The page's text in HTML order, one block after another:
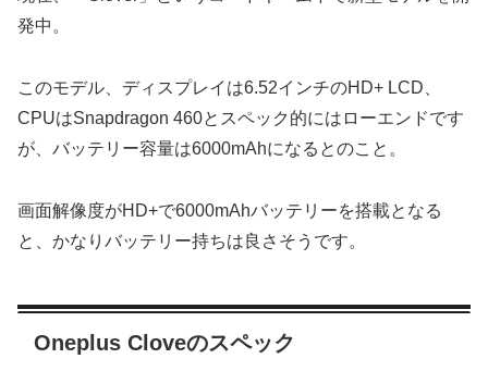
発中。
このモデル、ディスプレイは6.52インチのHD+ LCD、
CPUはSnapdragon 460とスペック的にはローエンドです
が、バッテリー容量は6000mAhになるとのこと。
画面解像度がHD+で6000mAhバッテリーを搭載となる
と、かなりバッテリー持ちは良さそうです。
Oneplus Cloveのスペック